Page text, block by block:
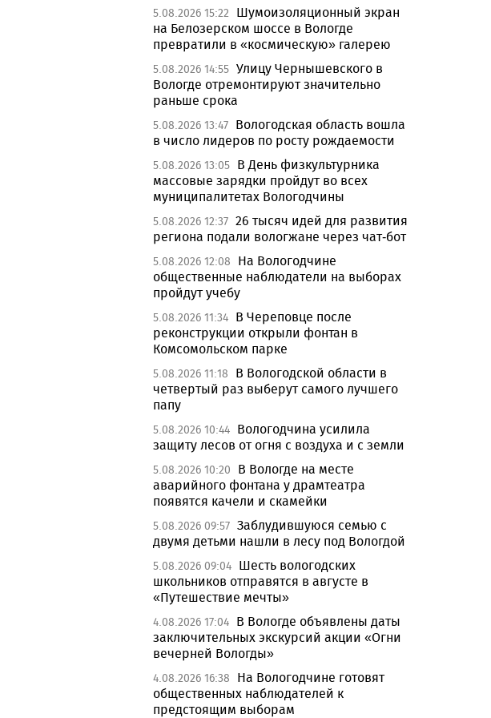
5.08.2026 15:22
Шумоизоляционный экран
на Белозерском шоссе в Вологде
превратили в «космическую» галерею
5.08.2026 14:55 Улицу Чернышевского в
Вологде отремонтируют значительно
раньше срока
5.08.2026 13:47 Вологодская область вошла
в число лидеров по росту рождаемости
5.08.2026 13:05 В День физкультурника
массовые зарядки пройдут во всех
муниципалитетах Вологодчины
5.08.2026 12:37 26 тысяч идей для развития
региона подали вологжане через чат-бот
5.08.2026 12:08
На Вологодчине
общественные наблюдатели на выборах
пройдут учебу
5.08.2026 11:34 В Череповце после
реконструкции открыли фонтан в
Комсомольском парке
5.08.2026 11:18
В Вологодской области в
четвертый раз выберут самого лучшего
папу
5.08.2026 10:44 Вологодчина усилила
защиту лесов от огня с воздуха и с земли
5.08.2026 10:20
В Вологде на месте
аварийного фонтана у драмтеатра
появятся качели и скамейки
5.08.2026 09:57 Заблудившуюся семью с
двумя детьми нашли в лесу под Вологдой
5.08.2026 09:04 Шесть вологодских
школьников отправятся в августе в
«Путешествие мечты»
4.08.2026 17:04 В Вологде объявлены даты
заключительных экскурсий акции «Огни
вечерней Вологды»
4.08.2026 16:38
На Вологодчине готовят
общественных наблюдателей к
предстоящим выборам